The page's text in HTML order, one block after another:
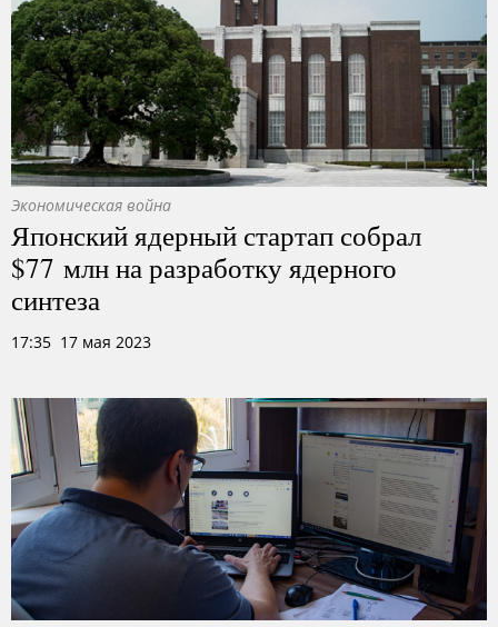
Экономическая война
Японский ядерный стартап собрал
$77 млн на разработку ядерного
синтеза
17:35 17 мая 2023